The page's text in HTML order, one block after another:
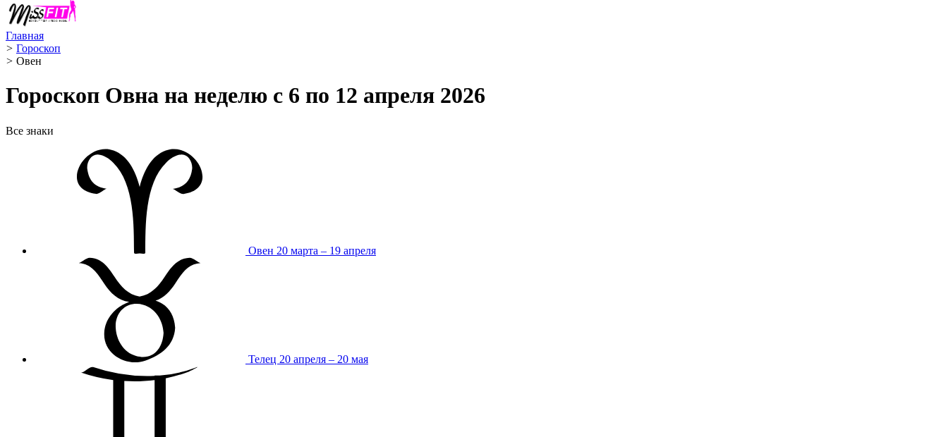
Главная
> Гороскоп
> Овен ️
Гороскоп Овна на неделю с 6 по 12 апреля 2026
Все знаки
Овен 20 марта – 19 апреля
Телец 20 апреля – 20 мая